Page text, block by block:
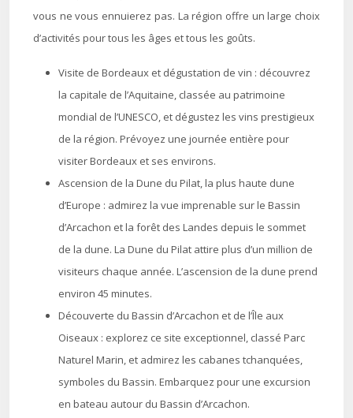
vous ne vous ennuierez pas. La région offre un large choix
d’activités pour tous les âges et tous les goûts.
Visite de Bordeaux et dégustation de vin : découvrez
la capitale de l’Aquitaine, classée au patrimoine
mondial de l’UNESCO, et dégustez les vins prestigieux
de la région. Prévoyez une journée entière pour
visiter Bordeaux et ses environs.
Ascension de la Dune du Pilat, la plus haute dune
d’Europe : admirez la vue imprenable sur le Bassin
d’Arcachon et la forêt des Landes depuis le sommet
de la dune. La Dune du Pilat attire plus d’un million de
visiteurs chaque année. L’ascension de la dune prend
environ 45 minutes.
Découverte du Bassin d’Arcachon et de l’Île aux
Oiseaux : explorez ce site exceptionnel, classé Parc
Naturel Marin, et admirez les cabanes tchanquées,
symboles du Bassin. Embarquez pour une excursion
en bateau autour du Bassin d’Arcachon.